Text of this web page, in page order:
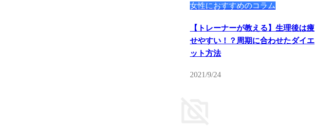
女性におすすめのコラム
【トレーナーが教える】生理後は痩
せやすい！？周期に合わせたダイエ
ット方法
2021/9/24